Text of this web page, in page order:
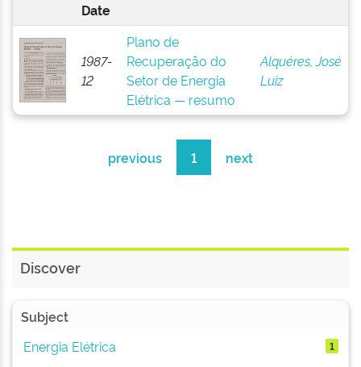
Date
1987-
12
Plano de
Recuperação do
Setor de Energia
Elétrica — resumo
Alquéres, José
Luiz
previous 1 next
Discover
Subject
Energia Elétrica
1